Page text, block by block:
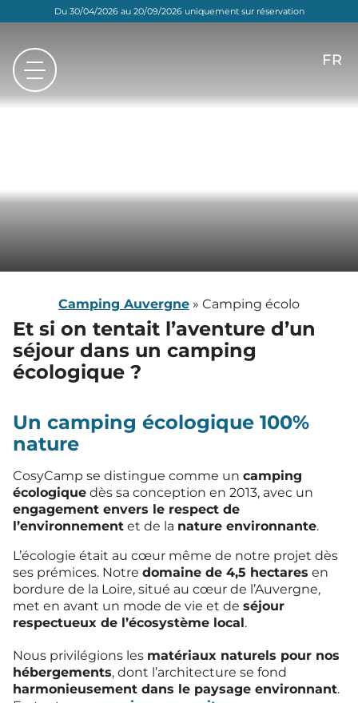
Du 30/04/2026 au 20/09/2026 uniquement sur réservation
FR
Camping Auvergne » Camping écolo
Et si on tentait l’aventure d’un
séjour dans un camping
écologique ?
Un camping écologique 100%
nature
CosyCamp se distingue comme un camping
écologique dès sa conception en 2013, avec un
engagement envers le respect de
l’environnement et de la nature environnante.
L’écologie était au cœur même de notre projet dès
ses prémices. Notre domaine de 4,5 hectares en
bordure de la Loire, situé au cœur de l’Auvergne,
met en avant un mode de vie et de séjour
respectueux de l’écosystème local.
Nous privilégions les matériaux naturels pour nos
hébergements, dont l’architecture se fond
harmonieusement dans le paysage environnant.